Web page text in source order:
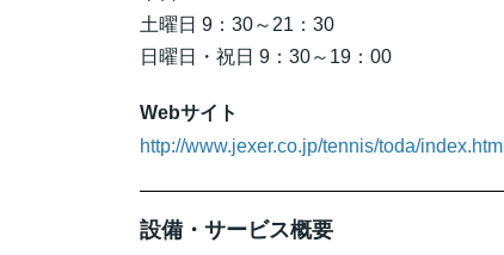
土曜日 9：30～21：30
日曜日・祝日 9：30～19：00
Webサイト
http://www.jexer.co.jp/tennis/toda/index.html
設備・サービス概要